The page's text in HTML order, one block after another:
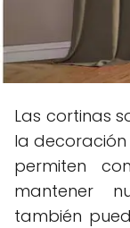
Las cortinas
la decoración
permiten
mantener
también